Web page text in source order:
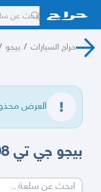
حراج السيارات / بيجو
العرض
بيجو جي تي 3008فل كامل 2025